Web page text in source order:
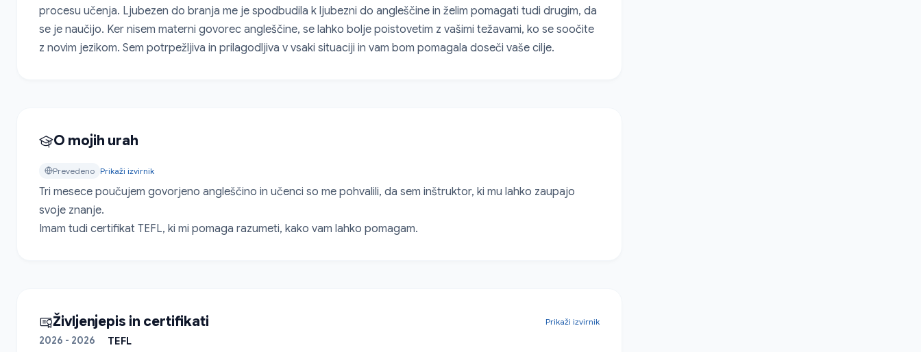
procesu učenja. Ljubezen do branja me je spodbudila k ljubezni do angleščine in želim pomagati tudi drugim, da
se je naučijo. Ker nisem materni govorec angleščine, se lahko bolje poistovetim z vašimi težavami, ko se soočite
z novim jezikom. Sem potrpežljiva in prilagodljiva v vsaki situaciji in vam bom pomagala doseči vaše cilje.
O mojih urah
Prevedeno Prikaži izvirnik
Tri mesece poučujem govorjeno angleščino in učenci so me pohvalili, da sem inštruktor, ki mu lahko zaupajo
svoje znanje.
Imam tudi certifikat TEFL, ki mi pomaga razumeti, kako vam lahko pomagam.
Življenjepis in certifikati Prikaži izvirnik
2026 - 2026
TEFL